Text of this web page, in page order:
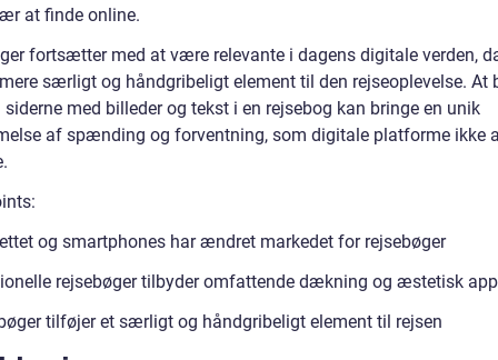
at finde online.
fortsætter med at være relevante i dagens digitale verden,
særligt og håndgribeligt element til den rejseoplevelse. At
siderne med billeder og tekst i en rejsebog kan bringe en unik
af spænding og forventning, som digitale platforme ikke
og smartphones har ændret markedet for rejsebøger
rejsebøger tilbyder omfattende dækning og æstetisk
tilføjer et særligt og håndgribeligt element til rejsen